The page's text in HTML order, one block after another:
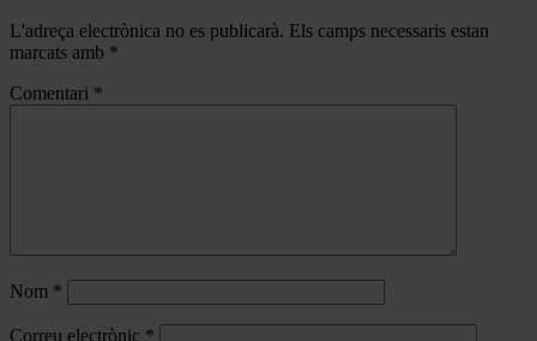
L'adreça electrònica no es publicarà. Els camps necessaris estan
marcats amb *
Comentari *
Nom *
Correu electrònic *